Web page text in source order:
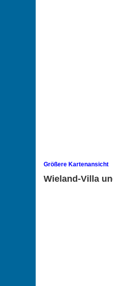
Größere Kartenansicht
Wieland-Villa